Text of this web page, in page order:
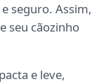
seguro. Assim,
seu cãozinho
e leve,